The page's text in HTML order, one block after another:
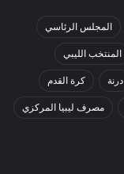
المجلس الرئاسي
المنتخب الليبي
درنة كرة القدم
مصرف ليبيا المركزي